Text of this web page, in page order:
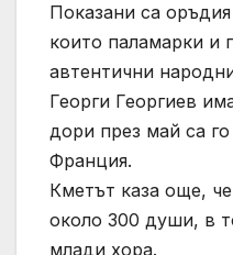
Показани са
които паламарки и
автентични
Георги Георгиев
дори през май са
Франция.
Кметът каза още,
около 300 души, в
млади хора.